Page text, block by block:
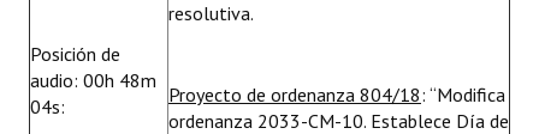
Posición de
audio: 00h 48m
04s:
resolutiva.
Proyecto de ordenanza 804/18: “Modifica
ordenanza 2033-CM-10. Establece Día de